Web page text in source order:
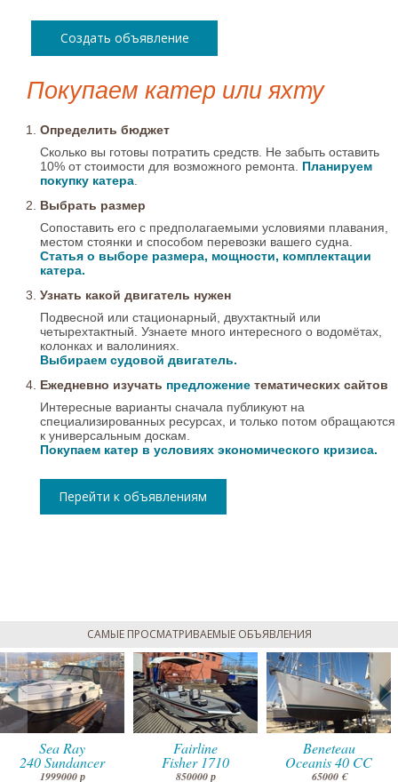
Создать объявление
Покупаем катер или яхту
Определить бюджет
Сколько вы готовы потратить средств. Не забыть оставить
10% от стоимости для возможного ремонта. Планируем
покупку катера.
Выбрать размер
Сопоставить его с предполагаемыми условиями плавания,
местом стоянки и способом перевозки вашего судна.
Статья о выборе размера, мощности, комплектации
катера.
Узнать какой двигатель нужен
Подвесной или стационарный, двухтактный или
четырехтактный. Узнаете много интересного о водомётах,
колонках и валолиниях.
Выбираем судовой двигатель.
Ежедневно изучать предложениетематических сайтов
Интересные варианты сначала публикуют на
специализированных ресурсах, и только потом обращаются
к универсальным доскам.
Покупаем катер в условиях экономического кризиса.
Перейти к объявлениям
САМЫЕ ПРОСМАТРИВАЕМЫЕ ОБЪЯВЛЕНИЯ
Sea Ray
240 Sundancer
1999000 р
Fairline
Fisher 1710
850000 р
Beneteau
Oceanis 40 CC
65000 €